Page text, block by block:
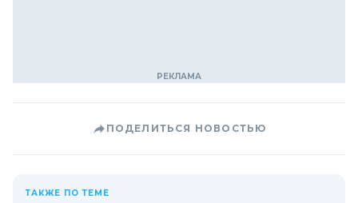
ПОДЕЛИТЬСЯ НОВОСТЬЮ
ТАКЖЕ ПО ТЕМЕ